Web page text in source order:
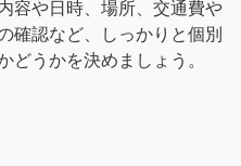
容や日時、場所、交通費や
確認など、しっかりと個別
どうかを決めましょう。